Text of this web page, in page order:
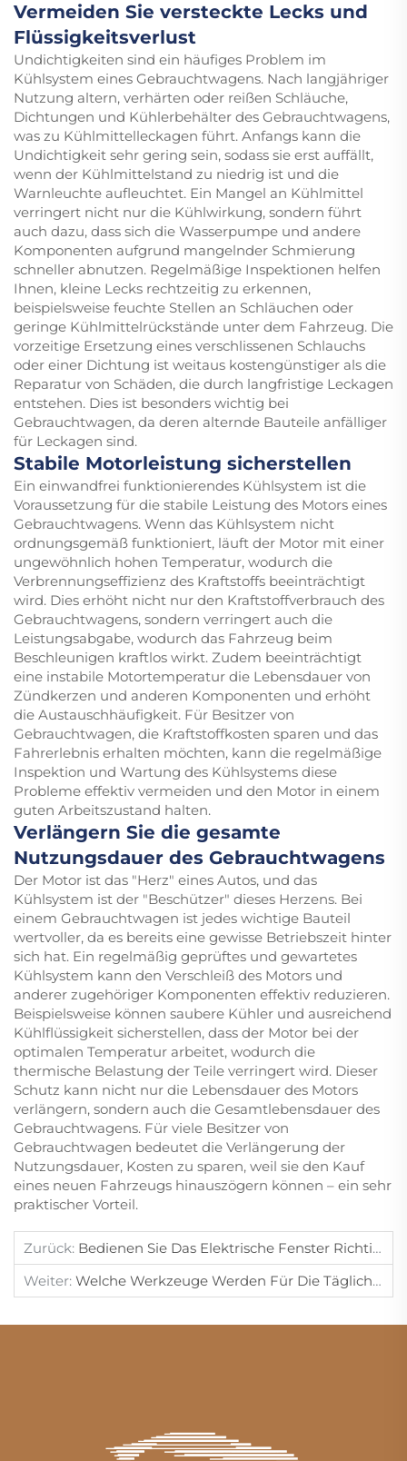
Vermeiden Sie versteckte Lecks und
Flüssigkeitsverlust
Undichtigkeiten sind ein häufiges Problem im
Kühlsystem eines Gebrauchtwagens. Nach langjähriger
Nutzung altern, verhärten oder reißen Schläuche,
Dichtungen und Kühlerbehälter des Gebrauchtwagens,
was zu Kühlmittelleckagen führt. Anfangs kann die
Undichtigkeit sehr gering sein, sodass sie erst auffällt,
wenn der Kühlmittelstand zu niedrig ist und die
Warnleuchte aufleuchtet. Ein Mangel an Kühlmittel
verringert nicht nur die Kühlwirkung, sondern führt
auch dazu, dass sich die Wasserpumpe und andere
Komponenten aufgrund mangelnder Schmierung
schneller abnutzen. Regelmäßige Inspektionen helfen
Ihnen, kleine Lecks rechtzeitig zu erkennen,
beispielsweise feuchte Stellen an Schläuchen oder
geringe Kühlmittelrückstände unter dem Fahrzeug. Die
vorzeitige Ersetzung eines verschlissenen Schlauchs
oder einer Dichtung ist weitaus kostengünstiger als die
Reparatur von Schäden, die durch langfristige Leckagen
entstehen. Dies ist besonders wichtig bei
Gebrauchtwagen, da deren alternde Bauteile anfälliger
für Leckagen sind.
Stabile Motorleistung sicherstellen
Ein einwandfrei funktionierendes Kühlsystem ist die
Voraussetzung für die stabile Leistung des Motors eines
Gebrauchtwagens. Wenn das Kühlsystem nicht
ordnungsgemäß funktioniert, läuft der Motor mit einer
ungewöhnlich hohen Temperatur, wodurch die
Verbrennungseffizienz des Kraftstoffs beeinträchtigt
wird. Dies erhöht nicht nur den Kraftstoffverbrauch des
Gebrauchtwagens, sondern verringert auch die
Leistungsabgabe, wodurch das Fahrzeug beim
Beschleunigen kraftlos wirkt. Zudem beeinträchtigt
eine instabile Motortemperatur die Lebensdauer von
Zündkerzen und anderen Komponenten und erhöht
die Austauschhäufigkeit. Für Besitzer von
Gebrauchtwagen, die Kraftstoffkosten sparen und das
Fahrerlebnis erhalten möchten, kann die regelmäßige
Inspektion und Wartung des Kühlsystems diese
Probleme effektiv vermeiden und den Motor in einem
guten Arbeitszustand halten.
Verlängern Sie die gesamte
Nutzungsdauer des Gebrauchtwagens
Der Motor ist das "Herz" eines Autos, und das
Kühlsystem ist der "Beschützer" dieses Herzens. Bei
einem Gebrauchtwagen ist jedes wichtige Bauteil
wertvoller, da es bereits eine gewisse Betriebszeit hinter
sich hat. Ein regelmäßig geprüftes und gewartetes
Kühlsystem kann den Verschleiß des Motors und
anderer zugehöriger Komponenten effektiv reduzieren.
Beispielsweise können saubere Kühler und ausreichend
Kühlflüssigkeit sicherstellen, dass der Motor bei der
optimalen Temperatur arbeitet, wodurch die
thermische Belastung der Teile verringert wird. Dieser
Schutz kann nicht nur die Lebensdauer des Motors
verlängern, sondern auch die Gesamtlebensdauer des
Gebrauchtwagens. Für viele Besitzer von
Gebrauchtwagen bedeutet die Verlängerung der
Nutzungsdauer, Kosten zu sparen, weil sie den Kauf
eines neuen Fahrzeugs hinauszögern können – ein sehr
praktischer Vorteil.
Zurück: Bedienen Sie Das Elektrische Fenster Richtig, Um Fehler In Gebrauchtwagen Zu Vermeiden.
Weiter: Welche Werkzeuge Werden Für Die Tägliche Wartung Eines Gebrauchtwagens Benötigt?